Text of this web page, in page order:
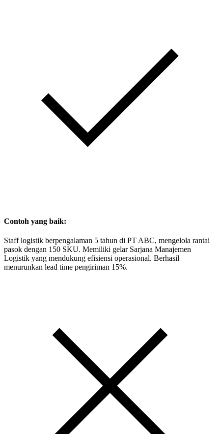
Contoh yang baik:
Staff logistik berpengalaman 5 tahun di PT ABC, mengelola rantai
pasok dengan 150 SKU. Memiliki gelar Sarjana Manajemen
Logistik yang mendukung efisiensi operasional. Berhasil
menurunkan lead time pengiriman 15%.